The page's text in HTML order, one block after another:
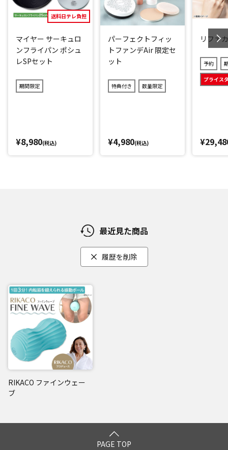
閉じる
送料日テレ負担
マイヤー サーキュロ
ンフライパン ポシュ
レSPセット
期間限定
¥8,980(税込)
パーフェクトフィッ
トファンデAir 限定セ
ット
特典付き 数量限定
¥4,980(税込)
リファ
予約
プライス
最近見た商品
履歴を削除
RIKACO ファインウェー
ブ
PAGE TOP